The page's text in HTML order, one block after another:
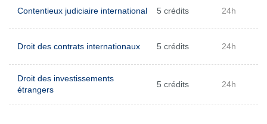
Contentieux judiciaire international 5 crédits 24h
Droit des contrats internationaux 5 crédits 24h
Droit des investissements
étrangers
5 crédits 24h